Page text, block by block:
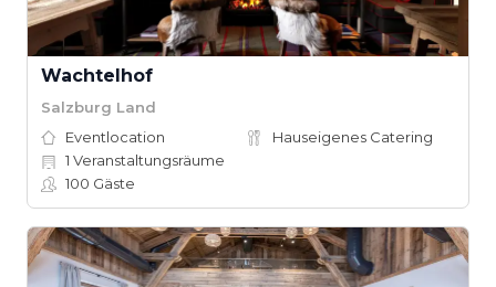
Wachtelhof
Salzburg Land
Eventlocation
Hauseigenes Catering
1 Veranstaltungsräume
100 Gäste